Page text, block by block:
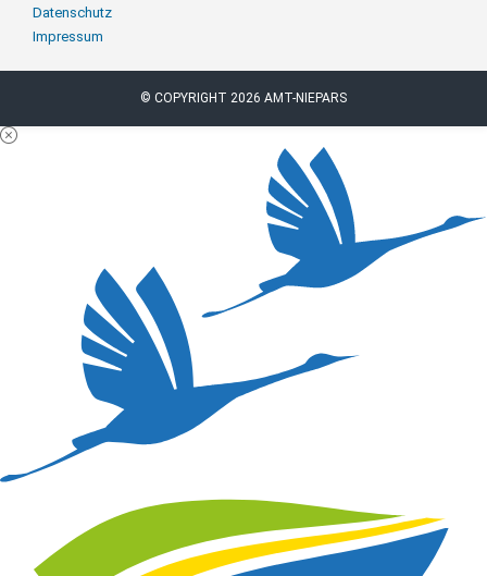
überspringen
Datenschutz
Impressum
© COPYRIGHT 2026 AMT-NIEPARS